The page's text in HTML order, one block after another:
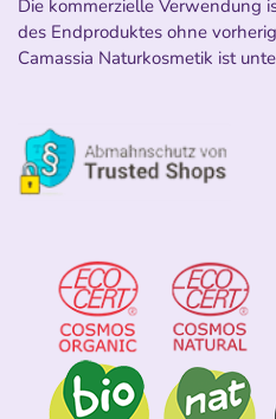
Die kommerzielle Verwendung
des Endproduktes ohne
Camassia Naturkosmetik ist